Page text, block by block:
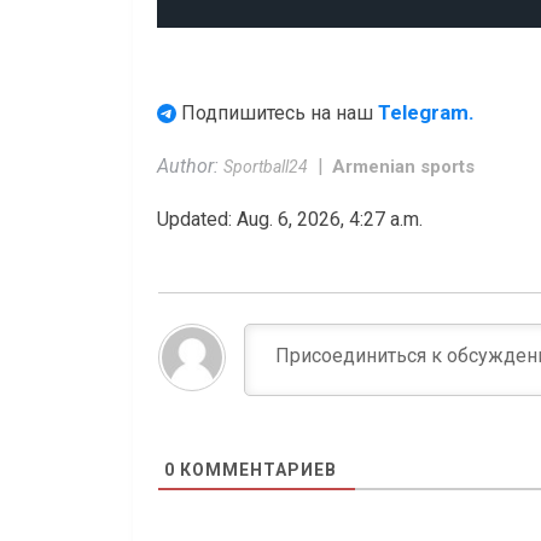
Подпишитесь на наш Telegram.
Author: Sportball24 Armenian sports
Updated: Aug. 6, 2026, 4:27 a.m.
0 КОММЕНТАРИЕВ